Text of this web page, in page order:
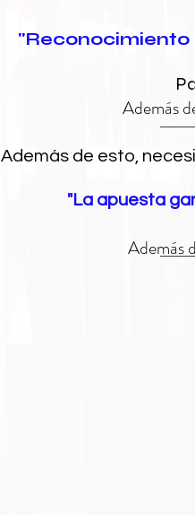
Además
Además de esto,
"La apuesta
Además